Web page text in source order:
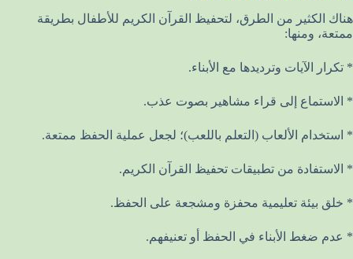
هناك الكثير من الطرق، لتحفيظ القرآن الكريم للأطفال بطريقة
ممتعة، ومنها:
* تكرار الآيات وترديدها مع الأبناء.
* الاستماع إلى قراء مشاهير بصوت عذب.
* استخدام الألعاب (التعلم باللعب)؛ لجعل عملية الحفظ ممتعة.
* الاستفادة من تطبيقات تحفيظ القرآن الكريم.
* خلق بيئة تعليمية محفزة ومشجعة على الحفظ.
* عدم ضغط الأبناء في الحفظ أو تعنيفهم.